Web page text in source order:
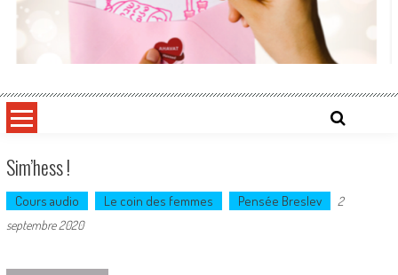
Sim’hess !
Cours audio Le coin des femmes Pensée Breslev
2
septembre 2020